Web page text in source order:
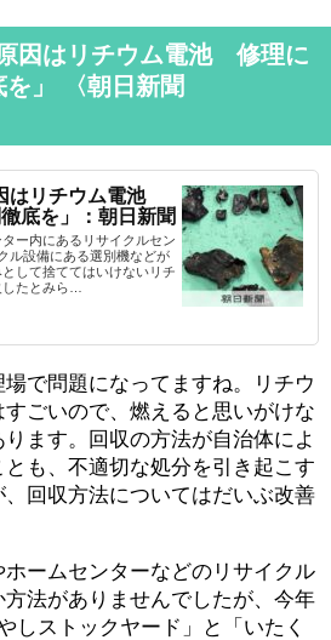
因はリチウム電池 修理に
」 〈朝日新聞
はリチウム電池
底を」：朝日新聞
ー内にあるリサイクルセン
ル設備にある選別機などが
して捨ててはいけないリチ
たとみら…
で問題になってますね。リチウ
ごいので、燃えると思いがけな
ます。回収の方法が自治体によ
も、不適切な処分を引き起こす
回収方法についてはだいぶ改善
ームセンターなどのリサイクル
法がありませんでしたが、今年
しストックヤード」と「いたく